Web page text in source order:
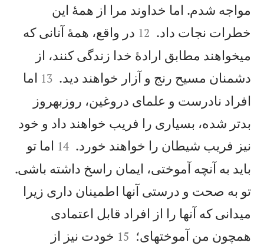
مواجه شدم. اما خداوند مرا از همهٔ اين
خطرات نجات داد. 

12 در واقع، همهٔ آنانی كه
میخواهند مطابق ارادهٔ خدا زندگی كنند، از
دشمنان مسيح رنج و آزار خواهند ديد. 

13 اما
افراد نادرست و علمای دروغين، روزبهروز
بدتر شده، بسياری را فريب خواهند داد و خود
نيز فريب شيطان را خواهند خورد. 

14 اما تو
بايد به آنچه آموختی، ايمان راسخ داشته باشی.
تو به صحت و درستی آنها اطمينان داری زيرا
میدانی كه آنها را از افراد قابل اعتمادی
همچون من آموختهای؛ 

15 خودت نيز از